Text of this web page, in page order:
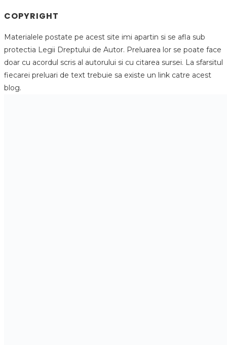
COPYRIGHT
Materialele postate pe acest site imi apartin si se afla sub
protectia Legii Dreptului de Autor. Preluarea lor se poate face
doar cu acordul scris al autorului si cu citarea sursei. La sfarsitul
fiecarei preluari de text trebuie sa existe un link catre acest
blog.